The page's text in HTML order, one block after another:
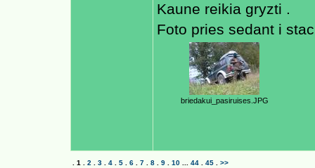
Kaune reikia gryzti .
Foto pries sedant i
briedakui_pasiruises.JPG
1 2 3 4 5 6 7 8 9 10 44 45 >>